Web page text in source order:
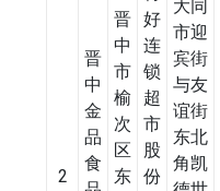
2
晋
中
金
品
食
晋
中
市
榆
次
区
东
好
连
锁
超
市
股
份
大同
市迎
宾街
与友
谊街
东北
角凯